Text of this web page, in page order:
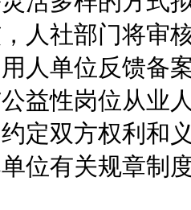
人社部门将审
人单位反馈备
益性岗位从业
定双方权利和
位有关规章制